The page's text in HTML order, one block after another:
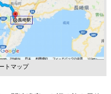
トマップ